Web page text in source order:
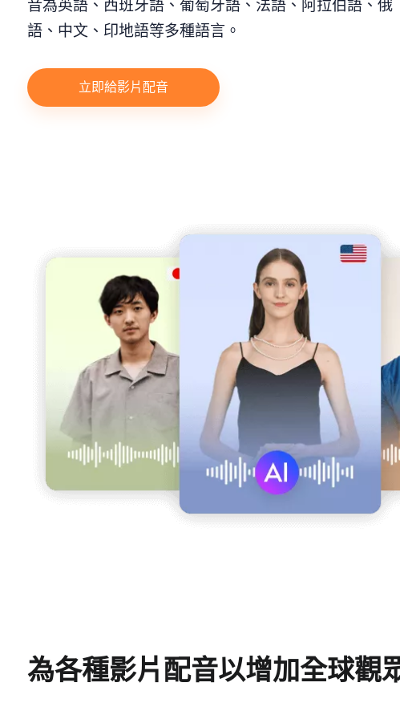
音為英語、西班牙語、葡萄牙語、法語、阿拉伯語、俄
語、中文、印地語等多種語言。
立即給影片配音
為各種影片配音以增加全球觀